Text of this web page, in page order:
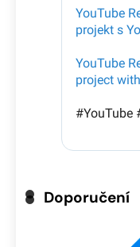
Doporučení